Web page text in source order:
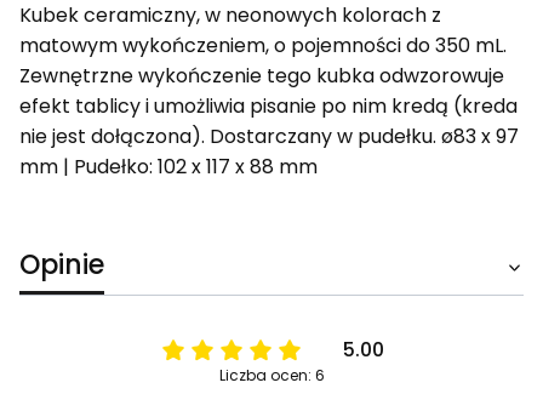
Kubek ceramiczny, w neonowych kolorach z
matowym wykończeniem, o pojemności do 350 mL.
Zewnętrzne wykończenie tego kubka odwzorowuje
efekt tablicy i umożliwia pisanie po nim kredą (kreda
nie jest dołączona). Dostarczany w pudełku. ø83 x 97
mm | Pudełko: 102 x 117 x 88 mm
Opinie
5.00
Liczba ocen: 6